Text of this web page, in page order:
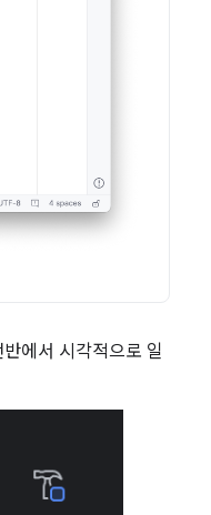
에서 시각적으로 일